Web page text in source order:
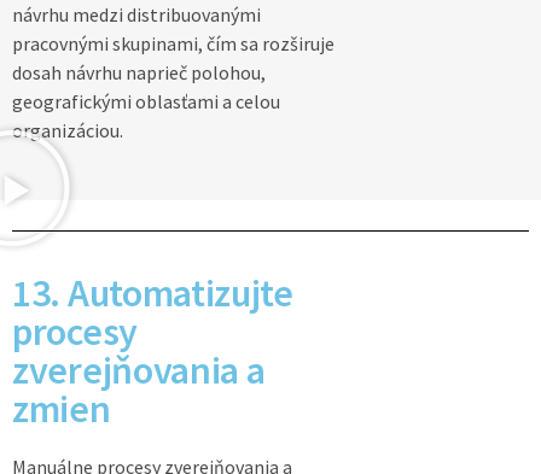
návrhu medzi distribuovanými
pracovnými skupinami, čím sa rozširuje
dosah návrhu naprieč polohou,
geografickými oblasťami a celou
organizáciou.
13. Automatizujte
procesy
zverejňovania a
zmien
Manuálne procesy zverejňovania a